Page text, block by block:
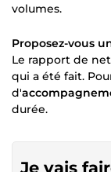
volumes.
Proposez-vous
Le rapport de
qui a été fait.
d'
durée.
Je vais